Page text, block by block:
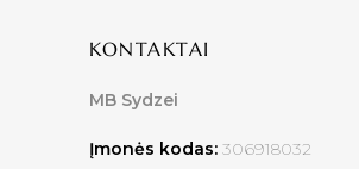
KONTAKTAI
MB Sydzei
Įmonės kodas: 306918032